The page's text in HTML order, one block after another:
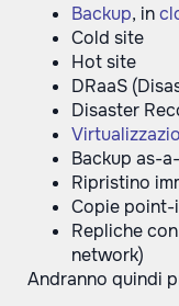
Backup, in
Cold site
Hot site
DRaaS
Disaster
Backup as-
Ripristino
Copie
Repliche
network)
Andranno quindi